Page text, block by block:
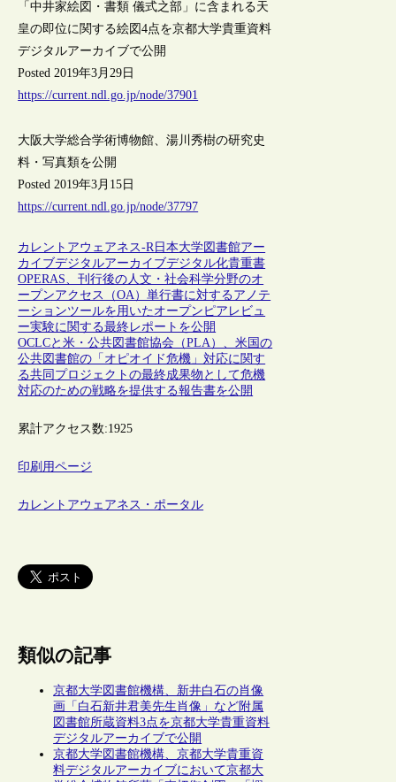
「中井家絵図・書類 儀式之部」に含まれる天
皇の即位に関する絵図4点を京都大学貴重資料
デジタルアーカイブで公開
Posted 2019年3月29日
https://current.ndl.go.jp/node/37901
大阪大学総合学術博物館、湯川秀樹の研究史
料・写真類を公開
Posted 2019年3月15日
https://current.ndl.go.jp/node/37797
カレントアウェアネス-R 日本大学図書館アー
カイブデジタルアーカイブデジタル化貴重書
OPERAS、刊行後の人文・社会科学分野のオ
ープンアクセス（OA）単行書に対するアノテ
ーションツールを用いたオープンピアレビュ
ー実験に関する最終レポートを公開
OCLCと米・公共図書館協会（PLA）、米国の
公共図書館の「オピオイド危機」対応に関す
る共同プロジェクトの最終成果物として危機
対応のための戦略を提供する報告書を公開
累計アクセス数:1925
印刷用ページ
カレントアウェアネス・ポータル
類似の記事
京都大学図書館機構、新井白石の肖像
画「白石新井君美先生肖像」など附属
図書館所蔵資料3点を京都大学貴重資料
デジタルアーカイブで公開
京都大学図書館機構、京都大学貴重資
料デジタルアーカイブにおいて京都大